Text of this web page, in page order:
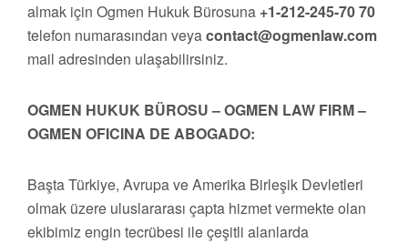
almak için Ogmen Hukuk Bürosuna +1-212-245-70 70
telefon numarasından veyacontact@ogmenlaw.com
mail adresinden ulaşabilirsiniz.
OGMEN HUKUK BÜROSU – OGMEN LAW FIRM –
OGMEN OFICINA DE ABOGADO:
Başta Türkiye, Avrupa ve Amerika Birleşik Devletleri
olmak üzere uluslararası çapta hizmet vermekte olan
ekibimiz engin tecrübesi ile çeşitli alanlarda